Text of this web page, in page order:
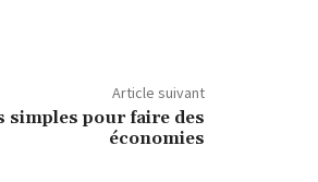
Article suivant
simples pour faire des
économies